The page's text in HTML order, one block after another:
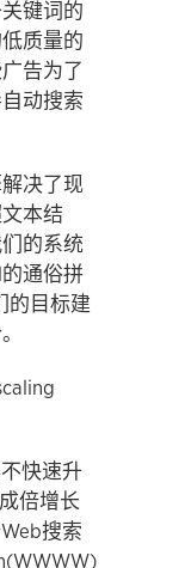
键词的
质量的
告为了
动搜索
决了现
本结
的系统
通俗拼
的目标建
快速升
倍增长
搜索